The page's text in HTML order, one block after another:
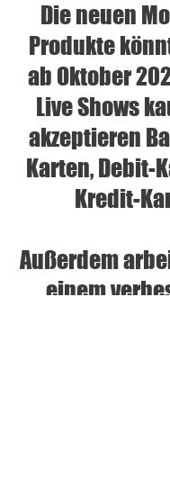
Die neuen
Produkte
ab Oktober
Live Shows
akzeptieren
Karten, Debit-
Kredit-
Außerdem
einem